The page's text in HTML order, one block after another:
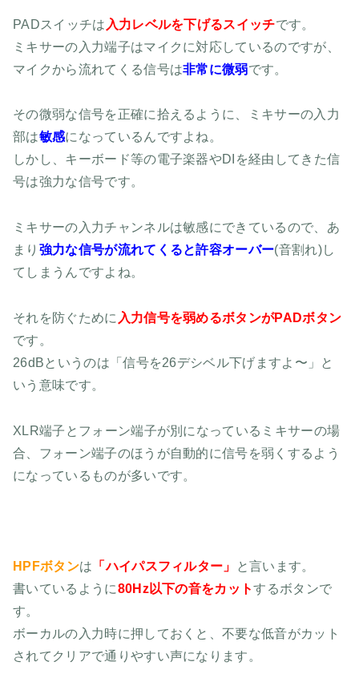
PADスイッチは 入力レベルを下げるスイッチです。
ミキサーの入力端子はマイクに対応しているのですが、
マイクから流れてくる信号は非常に微弱です。
その微弱な信号を正確に拾えるように、ミキサーの入力
部は敏感になっているんですよね。
しかし、キーボード等の電子楽器やDIを経由してきた信
号は強力な信号です。
ミキサーの入力チャンネルは敏感にできているので、あ
まり 強力な信号が流れてくると許容オーバー(音割れ)し
てしまうんですよね。
それを防ぐために 入力信号を弱めるボタンがPADボタン
です。
26dBというのは「信号を26デシベル下げますよ〜」と
いう意味です。
XLR端子とフォーン端子が別になっているミキサーの場
合、フォーン端子のほうが自動的に信号を弱くするよう
になっているものが多いです。
HPFボタンは 「ハイパスフィルター」
と言います。
書いているように80Hz以下の音をカットするボタンで
す。
ボーカルの入力時に押しておくと、不要な低音がカット
されてクリアで通りやすい声になります。